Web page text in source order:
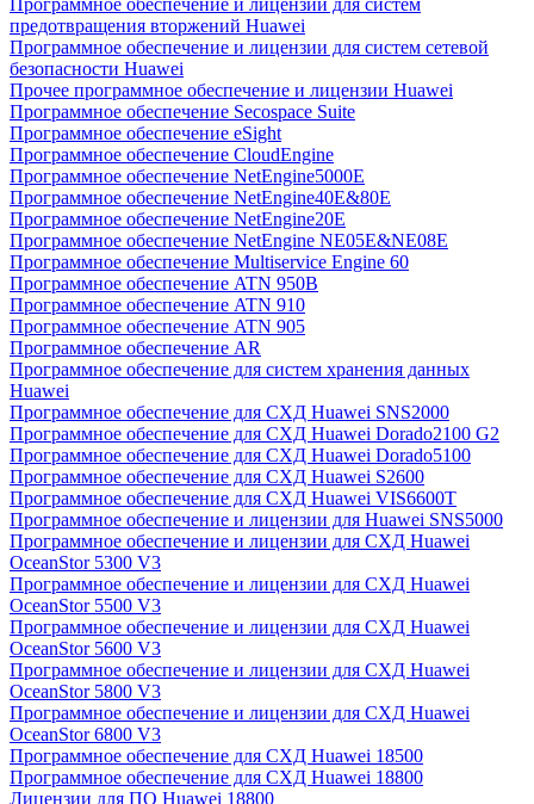
Программное обеспечение и лицензии для систем
предотвращения вторжений Huawei
Программное обеспечение и лицензии для систем сетевой
безопасности Huawei
Прочее программное обеспечение и лицензии Huawei
Программное обеспечение Secospace Suite
Программное обеспечение eSight
Программное обеспечение CloudEngine
Программное обеспечение NetEngine5000E
Программное обеспечение NetEngine40E&80E
Программное обеспечение NetEngine20E
Программное обеспечение NetEngine NE05E&NE08E
Программное обеспечение Multiservice Engine 60
Программное обеспечение ATN 950B
Программное обеспечение ATN 910
Программное обеспечение ATN 905
Программное обеспечение AR
Программное обеспечение для систем хранения данных
Huawei
Программное обеспечение для СХД Huawei SNS2000
Программное обеспечение для СХД Huawei Dorado2100 G2
Программное обеспечение для СХД Huawei Dorado5100
Программное обеспечение для СХД Huawei S2600
Программное обеспечение для СХД Huawei VIS6600T
Программное обеспечение и лицензии для Huawei SNS5000
Программное обеспечение и лицензии для СХД Huawei
OceanStor 5300 V3
Программное обеспечение и лицензии для СХД Huawei
OceanStor 5500 V3
Программное обеспечение и лицензии для СХД Huawei
OceanStor 5600 V3
Программное обеспечение и лицензии для СХД Huawei
OceanStor 5800 V3
Программное обеспечение и лицензии для СХД Huawei
OceanStor 6800 V3
Программное обеспечение для СХД Huawei 18500
Программное обеспечение для СХД Huawei 18800
Лицензии для ПО Huawei 18800